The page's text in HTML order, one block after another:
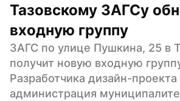
Тазовскому ЗАГСу
входную группу
ЗАГС по улице Пушкина, 25 в
получит новую входную
Разработчика дизайн-
администрация